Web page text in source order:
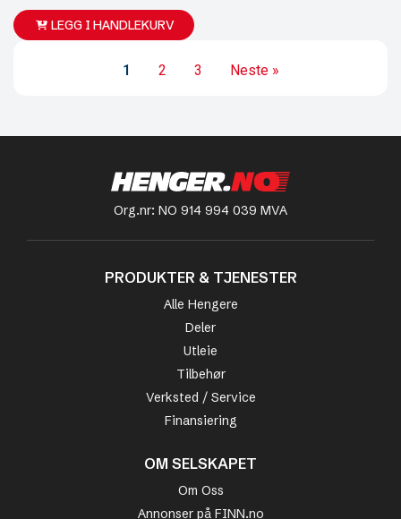
LEGG I HANDLEKURV
1 2 3 Neste »
Org.nr: NO 914 994 039 MVA
PRODUKTER & TJENESTER
Alle Hengere
Deler
Utleie
Tilbehør
Verksted / Service
Finansiering
OM SELSKAPET
Om Oss
Annonser på FINN.no